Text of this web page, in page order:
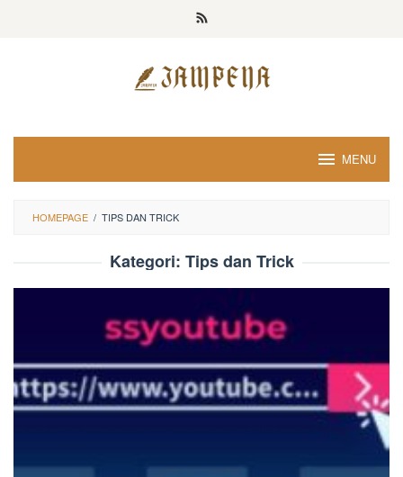
MENU
HOMEPAGE / TIPS DAN TRICK
Kategori: Tips dan Trick